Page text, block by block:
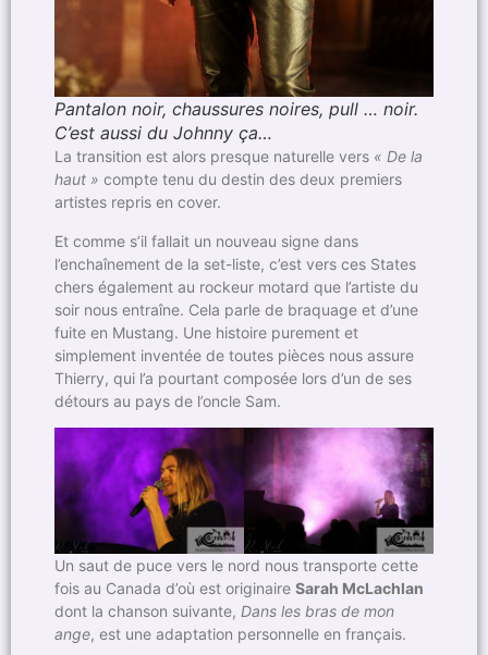
Pantalon noir, chaussures noires, pull … noir.
C’est aussi du Johnny ça…
La transition est alors presque naturelle vers « De la
haut » compte tenu du destin des deux premiers
artistes repris en cover.
Et comme s’il fallait un nouveau signe dans
l’enchaînement de la set-liste, c’est vers ces States
chers également au rockeur motard que l’artiste du
soir nous entraîne. Cela parle de braquage et d’une
fuite en Mustang. Une histoire purement et
simplement inventée de toutes pièces nous assure
Thierry, qui l’a pourtant composée lors d’un de ses
détours au pays de l’oncle Sam.
Un saut de puce vers le nord nous transporte cette
fois au Canada d’où est originaire Sarah McLachlan
dont la chanson suivante, Dans les bras de mon
ange, est une adaptation personnelle en français.